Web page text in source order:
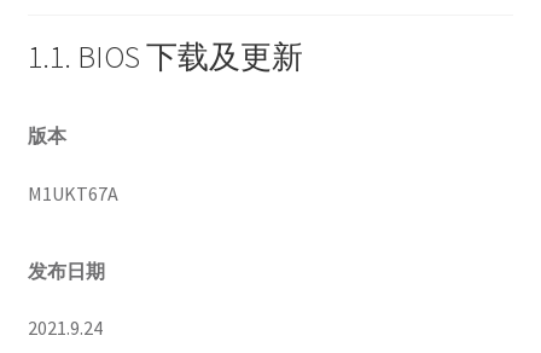
1.1. BIOS 下载及更新
版本
M1UKT67A
发布日期
2021.9.24